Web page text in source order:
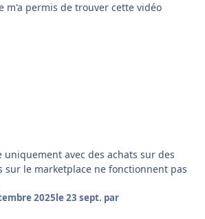
m'a permis de trouver cette vidéo
uniquement avec des achats sur des
sur le marketplace ne fonctionnent pas
2025le 23 sept. par